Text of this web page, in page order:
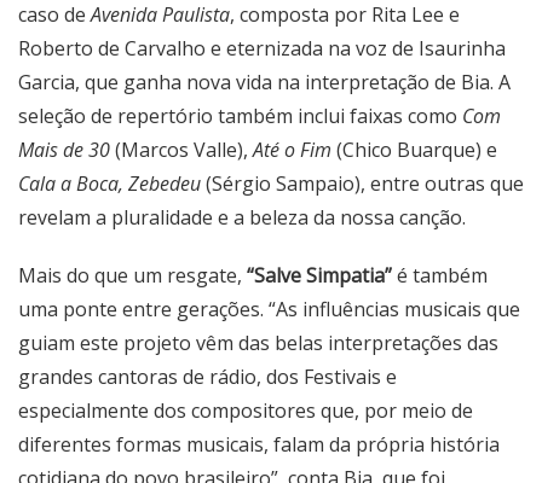
caso deAvenida Paulista, composta por Rita Lee e
Roberto de Carvalho e eternizada na voz de Isaurinha
Garcia, que ganha nova vida na interpretação de Bia. A
seleção de repertório também inclui faixas como Com
Mais de 30(Marcos Valle),Até o Fim (Chico Buarque) e
Cala a Boca, Zebedeu(Sérgio Sampaio), entre outras que
revelam a pluralidade e a beleza da nossa canção.
Mais do que um resgate, “Salve Simpatia”é também
uma ponte entre gerações. “As influências musicais que
guiam este projeto vêm das belas interpretações das
grandes cantoras de rádio, dos Festivais e
especialmente dos compositores que, por meio de
diferentes formas musicais, falam da própria história